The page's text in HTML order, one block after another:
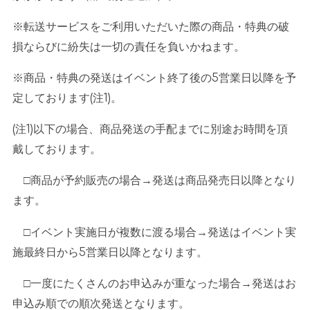
※転送サービスをご利用いただいた際の商品・特典の破
損ならびに紛失は一切の責任を負いかねます。
※商品・特典の発送はイベント終了後の5営業日以降を予
定しております(注1)。
(注1)以下の場合、商品発送の手配までに別途お時間を頂
戴しております。
□商品が予約販売の場合→発送は商品発売日以降となり
ます。
□イベント実施日が複数に渡る場合→発送はイベント実
施最終日から5営業日以降となります。
□一度にたくさんのお申込みが重なった場合→発送はお
申込み順での順次発送となります。